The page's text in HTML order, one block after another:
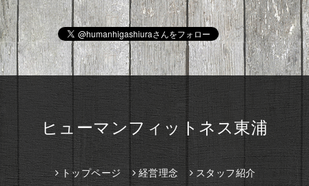
ヒューマンフィットネス東浦
トップページ 経営理念 スタッフ紹介